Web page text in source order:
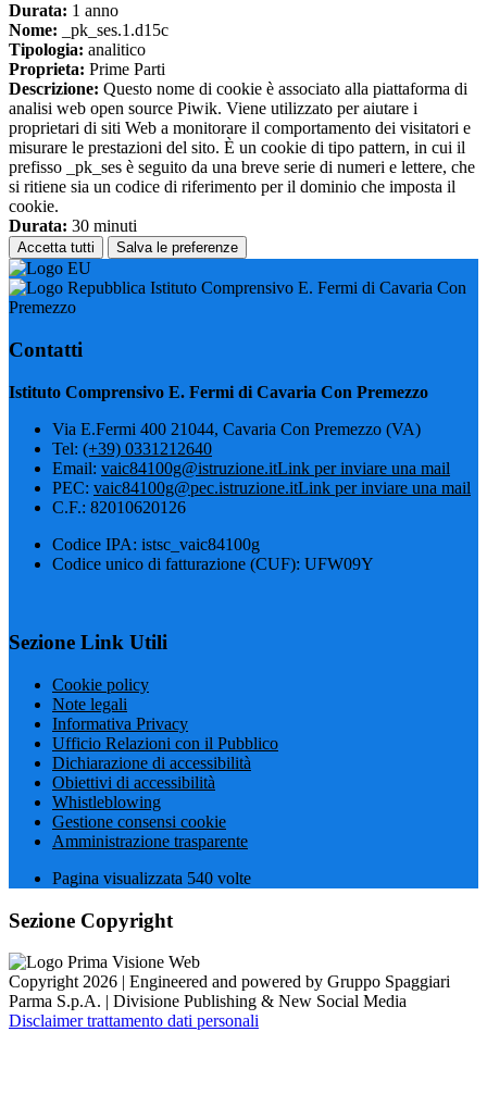
Durata: 1 anno
Nome: _pk_ses.1.d15c
Tipologia: analitico
Proprieta: Prime Parti
Descrizione: Questo nome di cookie è associato alla piattaforma di
analisi web open source Piwik. Viene utilizzato per aiutare i
proprietari di siti Web a monitorare il comportamento dei visitatori e
misurare le prestazioni del sito. È un cookie di tipo pattern, in cui il
prefisso _pk_ses è seguito da una breve serie di numeri e lettere, che
si ritiene sia un codice di riferimento per il dominio che imposta il
cookie.
Durata: 30 minuti
Accetta tutti Salva le preferenze
Istituto Comprensivo E. Fermi di Cavaria Con
Premezzo
Contatti
Istituto Comprensivo E. Fermi di Cavaria Con Premezzo
Via E.Fermi 400 21044, Cavaria Con Premezzo (VA)
Tel: (+39) 0331212640
Email: vaic84100g@istruzione.itLink per inviare una mail
PEC: vaic84100g@pec.istruzione.itLink per inviare una mail
C.F.: 82010620126
Codice IPA: istsc_vaic84100g
Codice unico di fatturazione (CUF): UFW09Y
Sezione Link Utili
Cookie policy
Note legali
Informativa Privacy
Ufficio Relazioni con il Pubblico
Dichiarazione di accessibilità
Obiettivi di accessibilità
Whistleblowing
Gestione consensi cookie
Amministrazione trasparente
Pagina visualizzata 540 volte
Sezione Copyright
Copyright 2026 | Engineered and powered by Gruppo Spaggiari
Parma S.p.A. | Divisione Publishing & New Social Media
Disclaimer trattamento dati personali